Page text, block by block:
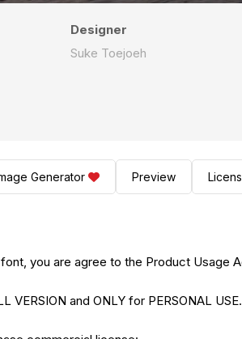
Designer
Suke Toejoeh
Generator Preview
you are agree to the Product Usage
VERSION and ONLY for PERSONAL